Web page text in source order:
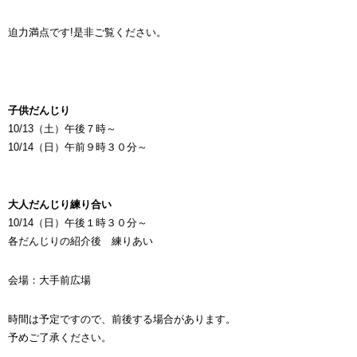
迫力満点です!是非ご覧ください。
子供だんじり
10/13（土）午後７時～
10/14（日）午前９時３０分～
大人だんじり練り合い
10/14（日）午後１時３０分～
各だんじりの紹介後 練りあい
会場：大手前広場
時間は予定ですので、前後する場合があります。
予めご了承ください。